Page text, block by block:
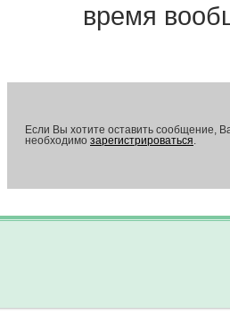
время
Если Вы хотите оставить сообщение,
необходимо зарегистрироваться.